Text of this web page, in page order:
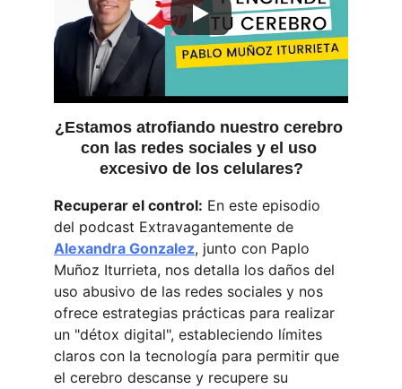
¿Estamos atrofiando nuestro cerebro
con las redes sociales y el uso
excesivo de los celulares?
Recuperar el control: En este episodio
del podcast Extravagantemente de
Alexandra Gonzalez, junto con Paplo
Muñoz Iturrieta, nos detalla los daños del
uso abusivo de las redes sociales y nos
ofrece estrategias prácticas para realizar
un "détox digital", estableciendo límites
claros con la tecnología para permitir que
el cerebro descanse y recupere su